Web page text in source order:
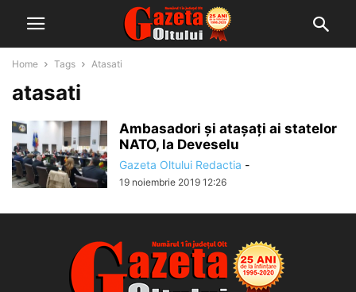
Home Tags Atasati
atasati
Ambasadori și atașați ai statelor
NATO, la Deveselu
Gazeta Oltului Redactia -
19 noiembrie 2019 12:26